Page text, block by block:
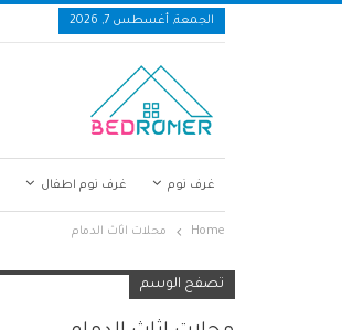
الجمعة, أغسطس 7, 2026
غرف نوم غرف نوم اطفال
Home محلات اثاث الدمام
تصفح الوسم